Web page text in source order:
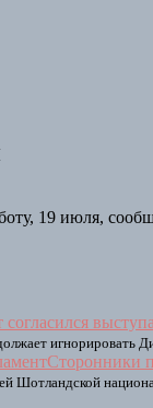
19 июля,
игнорировать
Сторонники
Шотландской